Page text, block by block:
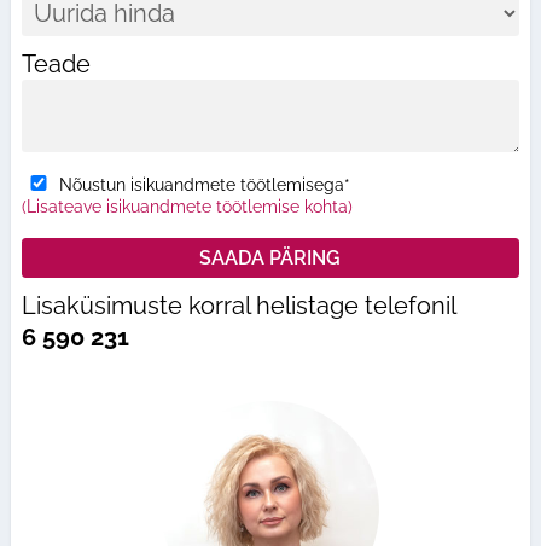
Teade
Nõustun isikuandmete töötlemisega*
(Lisateave isikuandmete töötlemise kohta)
Lisaküsimuste korral helistage telefonil
6 590 231